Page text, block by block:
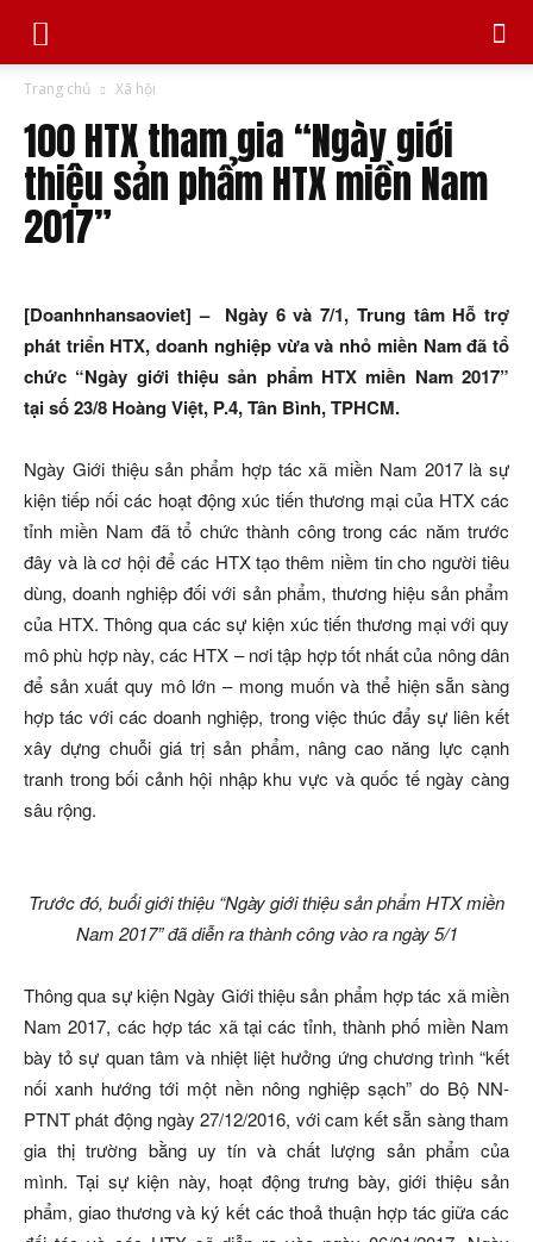
Trang chủ Xã hội
100 HTX tham gia “Ngày giới
thiệu sản phẩm HTX miền Nam
2017”
[Doanhnhansaoviet] – Ngày 6 và 7/1, Trung tâm Hỗ trợ
phát triển HTX, doanh nghiệp vừa và nhỏ miền Nam đã tổ
chức “Ngày giới thiệu sản phẩm HTX miền Nam 2017”
tại số 23/8 Hoàng Việt, P.4, Tân Bình, TPHCM.
Ngày Giới thiệu sản phẩm hợp tác xã miền Nam 2017 là sự
kiện tiếp nối các hoạt động xúc tiến thương mại của HTX các
tỉnh miền Nam đã tổ chức thành công trong các năm trước
đây và là cơ hội để các HTX tạo thêm niềm tin cho người tiêu
dùng, doanh nghiệp đối với sản phẩm, thương hiệu sản phẩm
của HTX. Thông qua các sự kiện xúc tiến thương mại với quy
mô phù hợp này, các HTX – nơi tập hợp tốt nhất của nông dân
để sản xuất quy mô lớn – mong muốn và thể hiện sẵn sàng
hợp tác với các doanh nghiệp, trong việc thúc đẩy sự liên kết
xây dựng chuỗi giá trị sản phẩm, nâng cao năng lực cạnh
tranh trong bối cảnh hội nhập khu vực và quốc tế ngày càng
sâu rộng.
Trước đó, buổi giới thiệu “Ngày giới thiệu sản phẩm HTX miền
Nam 2017” đã diễn ra thành công vào ra ngày 5/1
Thông qua sự kiện Ngày Giới thiệu sản phẩm hợp tác xã miền
Nam 2017, các hợp tác xã tại các tỉnh, thành phố miền Nam
bày tỏ sự quan tâm và nhiệt liệt hưởng ứng chương trình “kết
nối xanh hướng tới một nền nông nghiệp sạch” do Bộ NN-
PTNT phát động ngày 27/12/2016, với cam kết sẵn sàng tham
gia thị trường bằng uy tín và chất lượng sản phẩm của
mình. Tại sự kiện này, hoạt động trưng bày, giới thiệu sản
phẩm, giao thương và ký kết các thoả thuận hợp tác giữa các